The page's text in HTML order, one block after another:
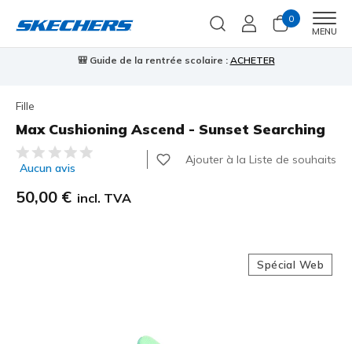
0
MENU
🎒 Guide de la rentrée scolaire : ACHETER
Fille
Max Cushioning Ascend - Sunset Searching
Évaluation client 3,6 sur 5
Aucun avis
Ajouter à la Liste de souhaits
50,00 € incl. TVA
Spécial Web